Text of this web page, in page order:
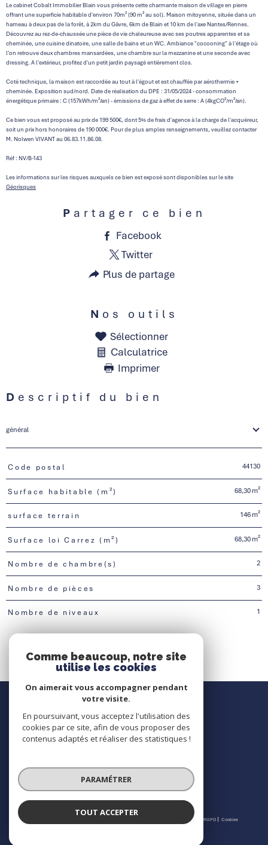
Le cabinet Cobalt Immobilier Blain vous présente cette charmante maison de village en pierre
offrant une superficie habitable d'environ 70m² (90 m² au sol). Maison mitoyenne, située dans un
hameau à deux pas de la forêt, à 2km du Gâvre, 6km de Blain et 10 km de l'axe Nantes/Rennes.
Découvrez au rez-de-chaussée une pièce de vie chaleureuse avec ses poutres apparentes et sa
cheminée, une cuisine dinatoire, une salle de bains et un WC. Ambiance "cocooning" à l'étage où
l'on retrouve deux chambres mansardées, une chambre sur la mezzanine et une seconde avec
dressing. A l'extérieur, profitez d'un petit jardin paysagé entièrement clos.
Coté technique, la maison est raccordée au tout à l'égout et est chauffée par aérothermie +
cheminée. Exposition sud/nord. Date de réalisation du DPE : 31/05/2024 - consommation
énergétique primaire : C (157kWh/m²/an) - émissions de gaz à effet de serre : A (4kgCO²/m²/an).
Ce bien vous est proposé au prix de 199 500€, dont 5% de frais d'agence à la charge de l'acquéreur,
soit un prix hors honoraires de 190 000€. Pour de plus amples renseignements, veuillez contacter
M. Nolwen VIVANT au 06.83.11.86.08.
Réf : NV/B-143
Les informations sur les risques auxquels ce bien est exposé sont disponibles sur le site
Géorisques
Partager ce bien
Facebook
Twitter
Plus de partage
Nos outils
Sélectionner
Calculatrice
Imprimer
Descriptif du bien
général
TRAD_PAMPERO_Caracteristique
Code postal 44130
Surface habitable (m²) 68,30 m²
surface terrain 146 m²
Surface loi Carrez (m²) 68,30 m²
Nombre de chambre(s) 2
Nombre de pièces 3
Nombre de niveaux 1
Nous contacter
Contact
Nous suivre
© 2026 | Tous droits réservés | Traduction powered by Google |
Politique RGPD Cookies
Comme beaucoup, notre site
utilise les cookies
On aimerait vous accompagner pendant
votre visite.
En poursuivant, vous acceptez l'utilisation des
cookies par ce site, afin de vous proposer des
contenus adaptés et réaliser des statistiques !
PARAMÉTRER
TOUT ACCEPTER